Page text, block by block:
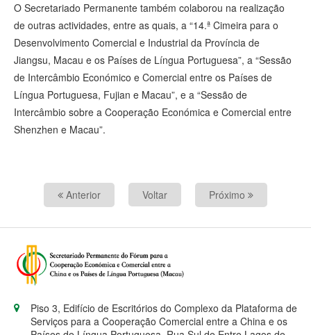
O Secretariado Permanente também colaborou na realização
de outras actividades, entre as quais, a “14.ª Cimeira para o
Desenvolvimento Comercial e Industrial da Província de
Jiangsu, Macau e os Países de Língua Portuguesa”, a “Sessão
de Intercâmbio Económico e Comercial entre os Países de
Língua Portuguesa, Fujian e Macau”, e a “Sessão de
Intercâmbio sobre a Cooperação Económica e Comercial entre
Shenzhen e Macau”.
Anterior Voltar Próximo
Piso 3, Edifício de Escritórios do Complexo da Plataforma de
Serviços para a Cooperação Comercial entre a China e os